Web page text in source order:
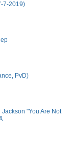
7-2019)
PvD)
"You Are Not